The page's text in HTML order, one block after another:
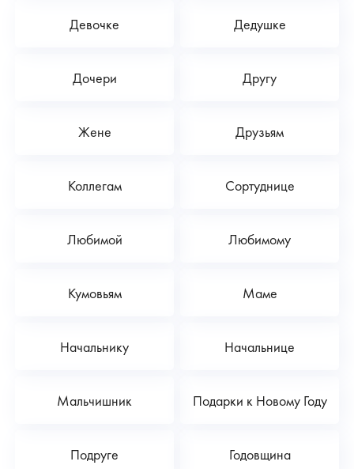
Девочке Дедушке
Дочери Другу
Жене Друзьям
Коллегам Сортуднице
Любимой Любимому
Кумовьям Маме
Начальнику Начальнице
Мальчишник Подарки к Новому Году
Подруге Годовщина